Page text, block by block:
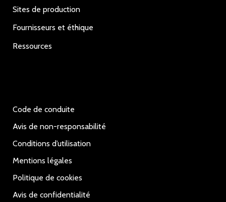
Sites de production
Fournisseurs et éthique
Ressources
Code de conduite
Avis de non-responsabilité
Conditions d’utilisation
Mentions légales
Politique de cookies
Avis de confidentialité